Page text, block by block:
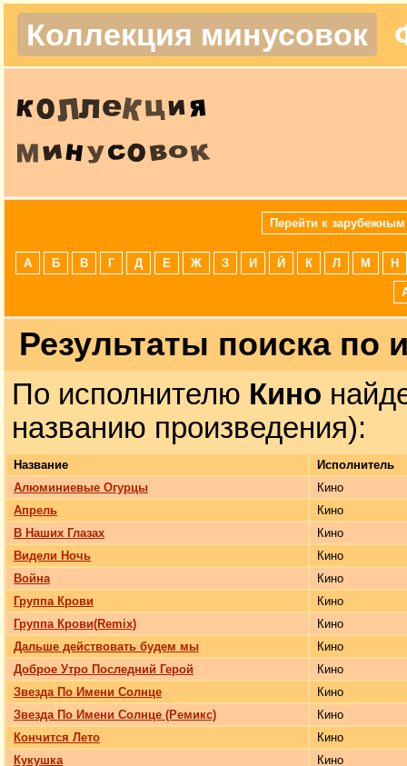
Коллекция минусовок
Перейти к зарубежным
А Б В Г Д Е Ж З И Й К Л М Н
Результаты поиска по
По исполнителю Кино
названию произведения):
Название
Исполнитель
Алюминиевые Огурцы
Кино
Апрель
Кино
В Наших Глазах
Кино
Видели Ночь
Кино
Война
Кино
Группа Крови
Кино
Группа Крови(Remix)
Кино
Дальше действовать будем мы
Кино
Доброе Утро Последний Герой
Кино
Звезда По Имени Солнце
Кино
Звезда По Имени Солнце (Ремикс)
Кино
Кончится Лето
Кино
Кукушка
Кино